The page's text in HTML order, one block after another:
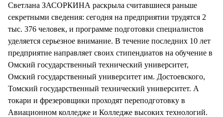
Светлана ЗАСОРКИНА раскрыла считавшиеся раньше
секретными сведения: сегодня на предприятии трудятся 2
тыс. 376 человек, и программе подготовки специалистов
уделяется серьезное внимание. В течение последних 10 лет
предприятие направляет своих стипендиатов на обучение в
Омский государственный технический университет,
Омский государственный университет им. Достоевского,
Томский государственный технический университет. А
токари и фрезеровщики проходят переподготовку в
Авиационном колледже и Колледже высоких технологий.